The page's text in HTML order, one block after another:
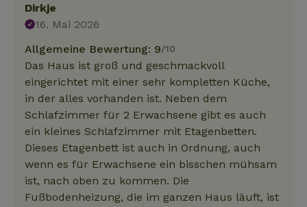
Dirkje
16. Mai 2026
Allgemeine Bewertung: 9/10
Das Haus ist groß und geschmackvoll
eingerichtet mit einer sehr kompletten Küche,
in der alles vorhanden ist. Neben dem
Schlafzimmer für 2 Erwachsene gibt es auch
ein kleines Schlafzimmer mit Etagenbetten.
Dieses Etagenbett ist auch in Ordnung, auch
wenn es für Erwachsene ein bisschen mühsam
ist, nach oben zu kommen. Die
Fußbodenheizung, die im ganzen Haus läuft, ist